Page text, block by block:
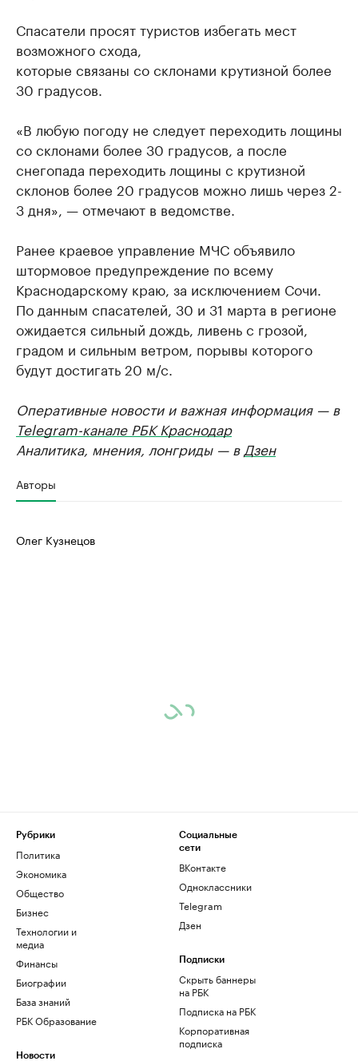
Спасатели просят туристов избегать мест
возможного схода,
которые связаны со склонами крутизной более
30 градусов.
«В любую погоду не следует переходить лощины
со склонами более 30 градусов, а после
снегопада переходить лощины с крутизной
склонов более 20 градусов можно лишь через 2-
3 дня», — отмечают в ведомстве.
Ранее краевое управление МЧС объявило
штормовое предупреждение по всему
Краснодарскому краю, за исключением Сочи.
По данным спасателей, 30 и 31 марта в регионе
ожидается сильный дождь, ливень с грозой,
градом и сильным ветром, порывы которого
будут достигать 20 м/с.
Оперативные новости и важная информация — в
Telegram-канале РБК Краснодар
Аналитика, мнения, лонгриды — в Дзен
Авторы
Олег Кузнецов
Рубрики
Политика
Экономика
Общество
Бизнес
Технологии и
медиа
Финансы
Биографии
База знаний
РБК Образование
Новости
Социальные
сети
ВКонтакте
Одноклассники
Telegram
Дзен
Подписки
Скрыть баннеры
на РБК
Подписка на РБК
Корпоративная
подписка